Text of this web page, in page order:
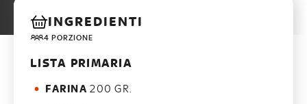
INGREDIENTI
4 PORZIONE
LISTA PRIMARIA
FARINA 200 GR.